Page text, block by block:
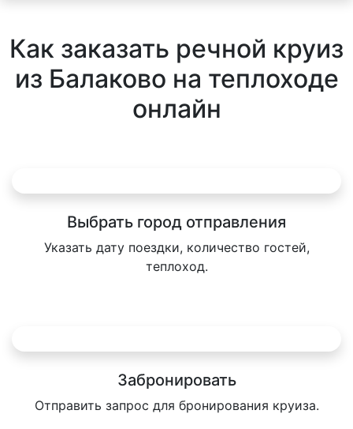
Как заказать речной круиз
из Балаково на теплоходе
онлайн
Выбрать город отправления
Указать дату поездки, количество гостей,
теплоход.
Забронировать
Отправить запрос для бронирования круиза.